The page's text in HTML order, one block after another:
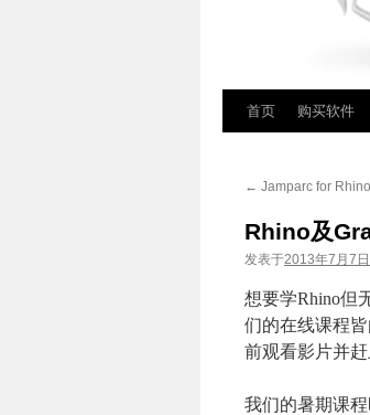
首页 购买软件
← Jamparc for
Rhino及
发表于2013年7月7日
想要学Rhino但
们的在线课程
前观看影片并赶
我们的暑期课